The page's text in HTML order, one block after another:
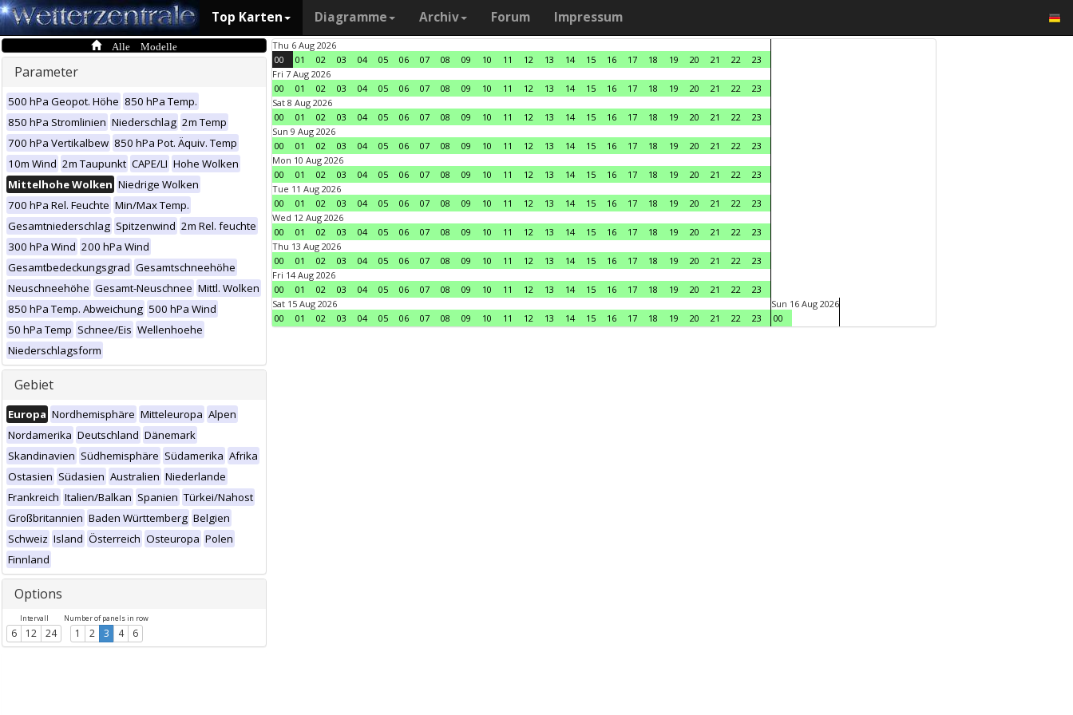
Top Karten Diagramme Archiv Forum Impressum
Alle Modelle
Parameter
500 hPa Geopot. Höhe 850 hPa Temp.
850 hPa Stromlinien Niederschlag 2m Temp
700 hPa Vertikalbew 850 hPa Pot. Äquiv. Temp
10m Wind 2m Taupunkt CAPE/LI Hohe Wolken
Mittelhohe Wolken Niedrige Wolken
700 hPa Rel. Feuchte Min/Max Temp.
Gesamtniederschlag Spitzenwind 2m Rel. feuchte
300 hPa Wind 200 hPa Wind
Gesamtbedeckungsgrad Gesamtschneehöhe
Neuschneehöhe Gesamt-Neuschnee Mittl. Wolken
850 hPa Temp. Abweichung 500 hPa Wind
50 hPa Temp Schnee/Eis Wellenhoehe
Niederschlagsform
Gebiet
Europa Nordhemisphäre Mitteleuropa Alpen
Nordamerika Deutschland Dänemark
Skandinavien Südhemisphäre Südamerika Afrika
Ostasien Südasien Australien Niederlande
Frankreich Italien/Balkan Spanien Türkei/Nahost
Großbritannien Baden Württemberg Belgien
Schweiz Island Österreich Osteuropa Polen
Finnland
Options
Intervall
6 12 24
Number of panels in row
1 2 3 4 6
Thu 6 Aug 2026
00
01 02 03 04 05 06 07 08 09 10 11 12 13 14 15 16 17 18 19 20 21 22
23
Fri 7 Aug 2026
00
01 02 03 04 05 06 07 08 09 10 11 12 13 14 15 16 17 18 19 20 21 22
23
Sat 8 Aug 2026
00
01 02 03 04 05 06 07 08 09 10 11 12 13 14 15 16 17 18 19 20 21 22
23
Sun 9 Aug 2026
00
01 02 03 04 05 06 07 08 09 10 11 12 13 14 15 16 17 18 19 20 21 22
23
Mon 10 Aug 2026
00
01 02 03 04 05 06 07 08 09 10 11 12 13 14 15 16 17 18 19 20 21 22
23
Tue 11 Aug 2026
00
01 02 03 04 05 06 07 08 09 10 11 12 13 14 15 16 17 18 19 20 21 22
23
Wed 12 Aug 2026
00
01 02 03 04 05 06 07 08 09 10 11 12 13 14 15 16 17 18 19 20 21 22
23
Thu 13 Aug 2026
00
01 02 03 04 05 06 07 08 09 10 11 12 13 14 15 16 17 18 19 20 21 22
23
Fri 14 Aug 2026
00
01 02 03 04 05 06 07 08 09 10 11 12 13 14 15 16 17 18 19 20 21 22
23
Sat 15 Aug 2026
00
01 02 03 04 05 06 07 08 09 10 11 12 13 14 15 16 17 18 19 20 21 22 23
Sun 16 Aug 2026
00